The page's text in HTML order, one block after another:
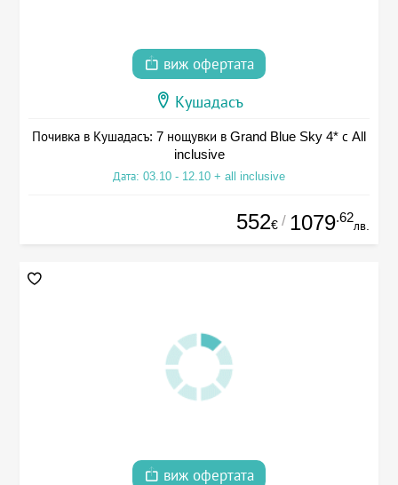
виж офертата
Кушадасъ
Почивка в Кушадасъ: 7 нощувки в Grand Blue Sky 4* с All
inclusive
Дата: 03.10 - 12.10 + all inclusive
552€ / 1079.62
лв.
виж офертата